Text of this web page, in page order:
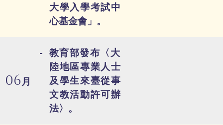
大學入學考試中
心基金會」。
06 月
教育部發布〈大
陸地區專業人士
及學生來臺從事
文教活動許可辦
法〉。